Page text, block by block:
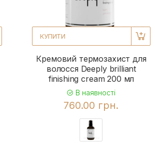
КУПИТИ
Кремовий термозахист для
волосся Deeply brilliant
finishing cream 200 мл
В наявності
760.00 грн.